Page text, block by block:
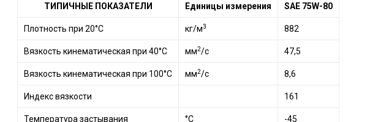
ТИПИЧНЫЕ ПОКАЗАТЕЛИ Единицы измерения SAE 75W-80
Плотность при 20°C кг/м3 882
Вязкость кинематическая при 40°C мм2/с 47,5
Вязкость кинематическая при 100°C мм2/с 8,6
Индекс вязкости 161
Температура застывания °C -45